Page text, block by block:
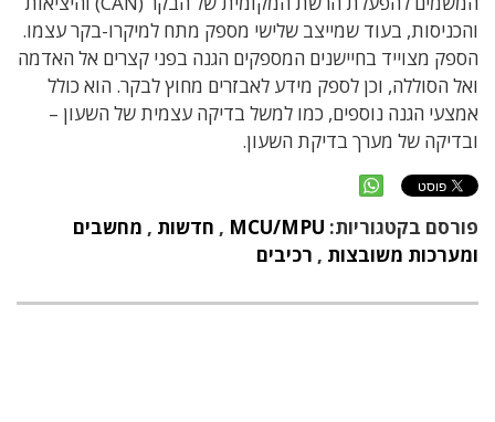
והכניסות, בעוד שמייצב שלישי מספק מתח למיקרו-בקר עצמו.
הספק מצוייד בחיישנים המספקים הגנה בפני קצרים אל האדמה
ואל הסוללה, וכן לספק מידע לאבזרים מחוץ לבקר. הוא כולל
אמצעי הגנה נוספים, כמו למשל בדיקה עצמית של השעון –
ובדיקה של מערך בדיקת השעון.
פורסם בקטגוריות: MCU/MPU
, חדשות , מחשבים
ומערכות משובצות , רכיבים